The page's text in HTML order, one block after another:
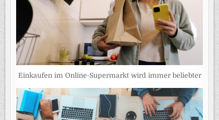
Einkaufen im Online-Supermarkt wird immer beliebter